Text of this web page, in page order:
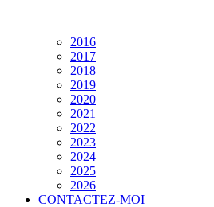
2016
2017
2018
2019
2020
2021
2022
2023
2024
2025
2026
CONTACTEZ-MOI